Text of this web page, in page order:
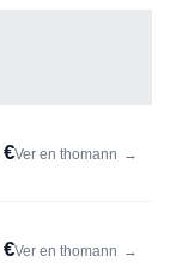
Ver en thomann →
Ver en thomann →